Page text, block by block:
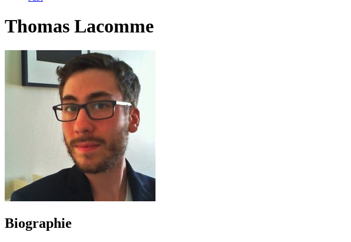
Thomas Lacomme
Biographie